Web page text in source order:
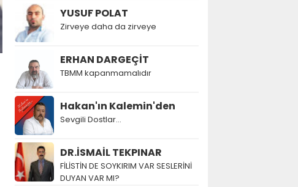
YUSUF POLAT
Zirveye daha da zirveye
ERHAN DARGEÇİT
TBMM kapanmamalıdır
Hakan'ın Kalemin'den
Sevgili Dostlar...
DR.İSMAİL TEKPINAR
FİLİSTİN DE SOYKIRIM VAR SESLERİNİ
DUYAN VAR MI?